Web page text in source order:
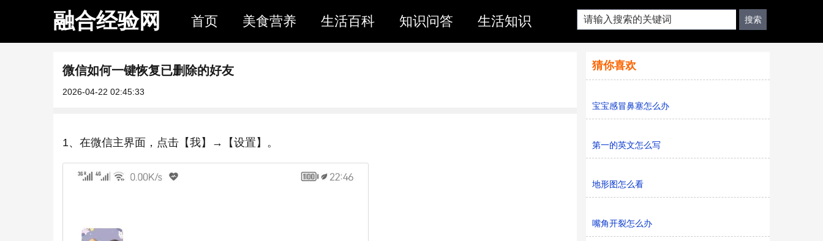
融合经验网 首页 美食营养 生活百科 知识问答 生活知识
微信如何一键恢复已删除的好友
2026-04-22 02:45:33
1、在微信主界面，点击【我】→【设置】。
猜你喜欢
宝宝感冒鼻塞怎么办
第一的英文怎么写
地形图怎么看
嘴角开裂怎么办